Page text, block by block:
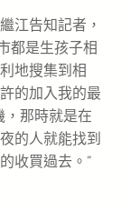
江告知記者，
都是生孩子相
地搜集到相
的加入我的最
，那時就是在
的人就能找到
收買過去。”